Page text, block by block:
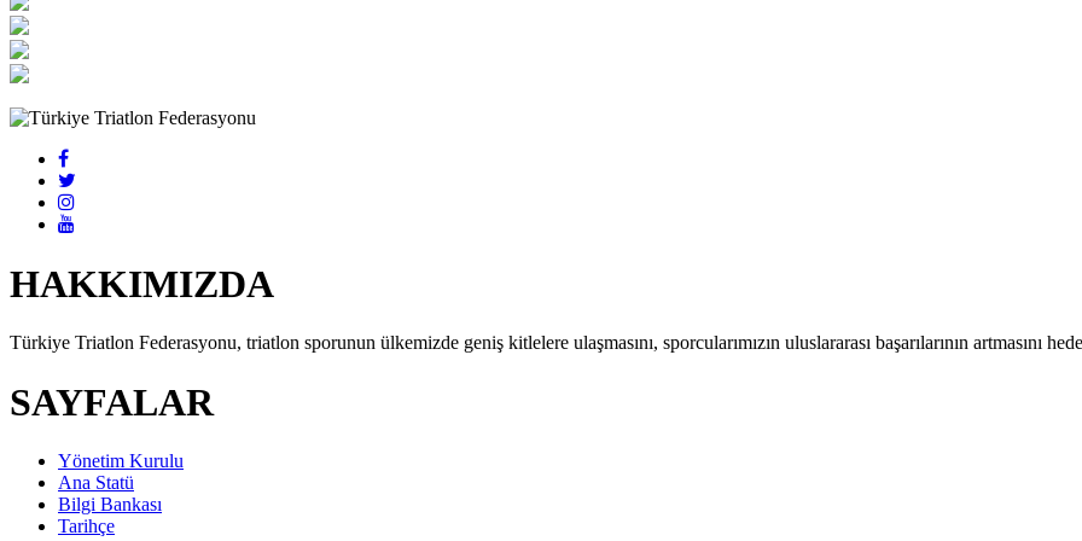
HAKKIMIZDA
Türkiye Triatlon Federasyonu, triatlon sporunun ülkemizde geniş kitlelere ulaşmasını, sporcularımızın uluslararası başarılarının artmasını
SAYFALAR
Yönetim Kurulu
Ana Statü
Bilgi Bankası
Tarihçe